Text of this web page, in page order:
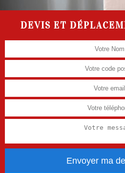
DEVIS ET